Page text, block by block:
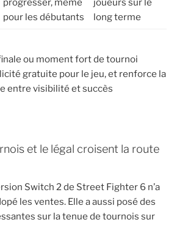
progresser, même
pour les débutants
joueurs sur le
long terme
ou moment fort de tournoi
gratuite pour le jeu, et renforce la
entre visibilité et succès
et le légal croisent la route
Switch 2 de Street Fighter 6 n’a
les ventes. Elle a aussi posé des
sur la tenue de tournois sur